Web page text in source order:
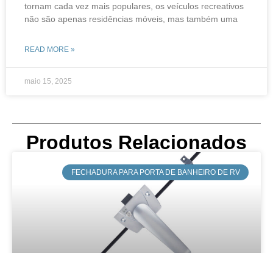
tornam cada vez mais populares, os veículos recreativos
não são apenas residências móveis, mas também uma
READ MORE »
maio 15, 2025
Produtos Relacionados
FECHADURA PARA PORTA DE BANHEIRO DE RV